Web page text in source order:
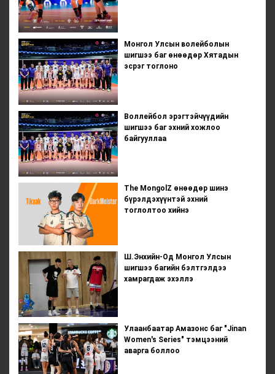
Монгол Улсын волейболын
шигшээ баг өнөөдөр Хятадын
эсрэг тоглоно
Воллейбол эрэгтэйчүүдийн
шигшээ баг эхний хожлоо
байгууллаа
The MongolZ өнөөдөр шинэ
бүрэлдэхүүнтэй эхний
тоглолтоо хийнэ
Ш.Энхийн-Од Монгол Улсын
шигшээ багийн бэлтгэлдээ
хамрагдаж эхэллэ
Улаанбаатар Амазонс баг "Jinan
Women's Series" тэмцээний
аварга боллоо